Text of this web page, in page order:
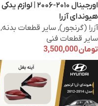
اورجینال ۲۰۱۰-۲۰۰۶ | لوازم یدکی
هیوندای آزرا
آزرا (گرنجور), سایر قطعات بدنه,
سایر قطعات فنی
تومان